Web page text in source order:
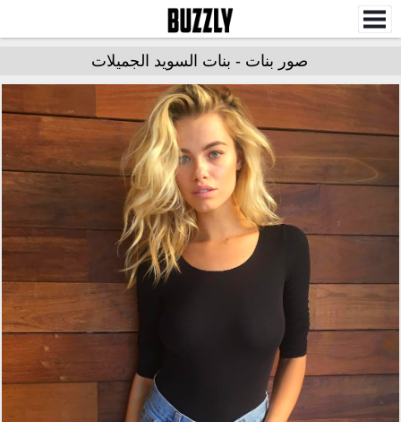
صور بنات - بنات السويد الجميلات